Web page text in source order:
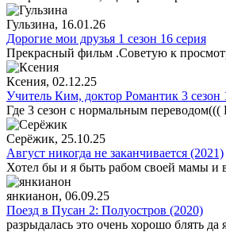
Гульзина, 16.01.26
Дорогие мои друзья 1 сезон 16 серия
Прекрасный фильм .Советую к
Ксения, 02.12.25
Учитель Ким, доктор Романтик 3 сезон
Где 3 сезон с нормальным
Серёжик, 25.10.25
Август никогда не заканчивается (2021)
Хотел бы и я быть рабом своей мамы и
янкианон, 06.09.25
Поезд в Пусан 2: Полуостров (2020)
разрыдалась это очень хорошо блять